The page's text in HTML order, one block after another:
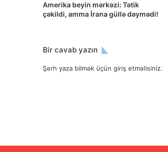
Amerika beyin mərkəzi: Tətik
çəkildi, amma İrana güllə dəymədi!
Bir cavab yazın
Şərh yaza bilmək üçün giriş etməlisiniz.